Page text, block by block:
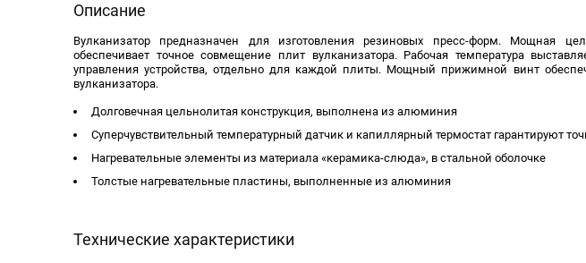
Описание
Вулканизатор предназначен для изготовления резиновых пресс-форм. Мощная
обеспечивает точное совме­щение плит вулканизатора. Рабочая температура
управления устройства, отдельно для каждой плиты. Мощный прижимной винт
вулканизатора.
Долговечная цельнолитая конструкция, выполнена из алюминия
Суперчувствительный температурный датчик и капиллярный термостат гарантируют
Нагревательные элементы из материала «керамика-слюда», в стальной оболочке
Толстые нагревательные пластины, выполненные из алюминия
Технические характеристики